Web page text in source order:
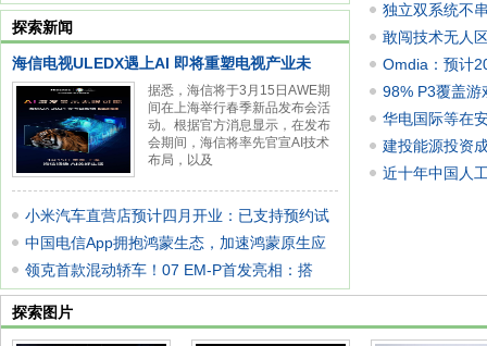
的"家"
探索新闻
海信电视ULEDX遇上AI 即将重塑电视产业未
据悉，海信将于3月15日AWE期
间在上海举行春季新品发布会活
动。根据官方消息显示，在发布
会期间，海信将率先官宣AI技术
布局，以及
小米汽车直营店预计四月开业：已支持预约试
驾中国电信App拥抱鸿蒙生态，加速鸿蒙原生应
用开领克首款混动轿车！07 EM-P首发亮相：搭
1.5T插
性化需求
独立双系统不
（日常 489
敢闯技术无人
Omdia：预计
元98% P3覆盖游
华电国际等在
建投能源投资
近十年中国人
探索图片